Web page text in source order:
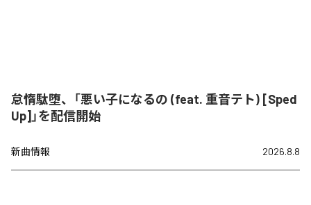
怠惰駄堕、「悪い子になるの (feat. 重音テト) [Sped
Up]」を配信開始
新曲情報 2026.8.8